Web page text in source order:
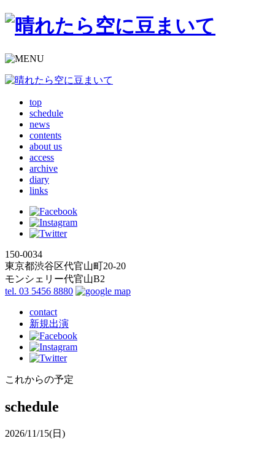
top
schedule
news
contents
about us
access
archive
diary
links
150-0034
東京都渋谷区代官山町20-20
モンシェリー代官山B2
tel. 03 5456 8880
contact
新規出演
これからの予定
schedule
2026/11/15(日)